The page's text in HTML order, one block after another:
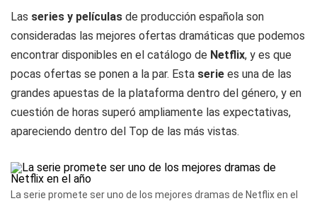
Las series y películas de producción española son
consideradas las mejores ofertas dramáticas que podemos
encontrar disponibles en el catálogo de Netflix, y es que
pocas ofertas se ponen a la par. Esta serie es una de las
grandes apuestas de la plataforma dentro del género, y en
cuestión de horas superó ampliamente las expectativas,
apareciendo dentro del Top de las más vistas.
La serie promete ser uno de los mejores dramas de Netflix en el